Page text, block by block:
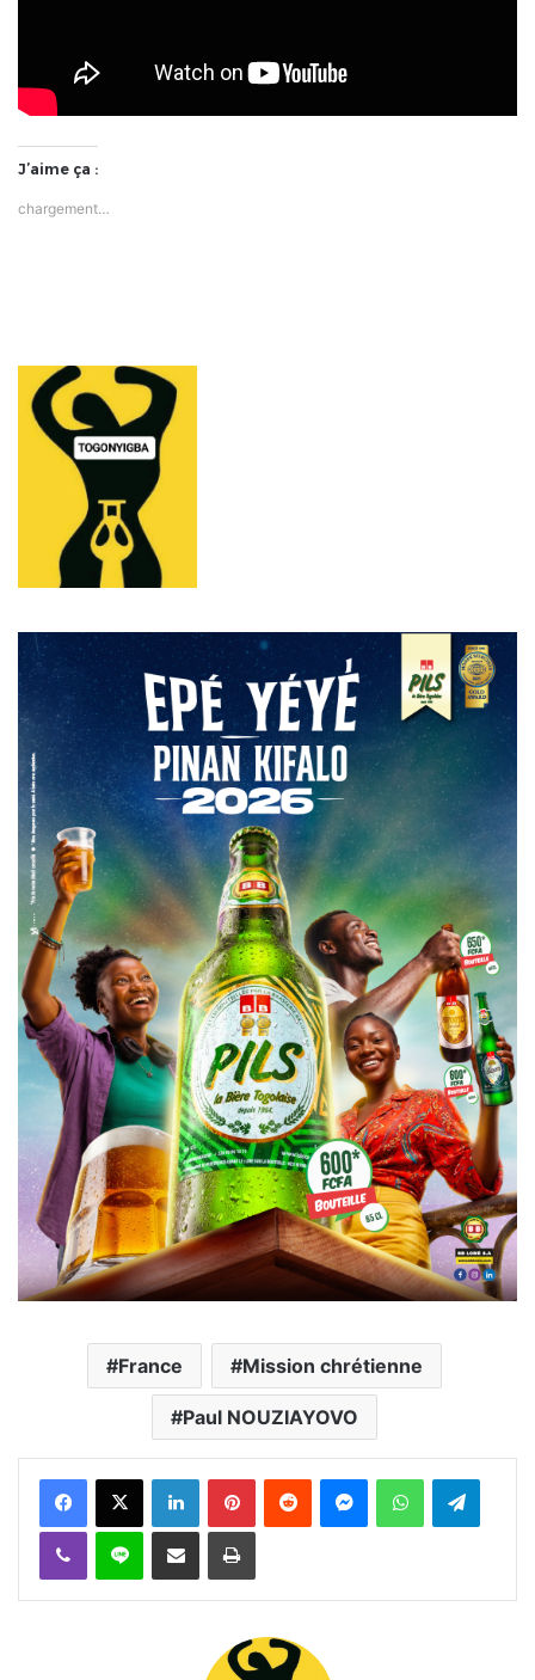
J’aime ça :
chargement…
France Mission chrétienne
Paul NOUZIAYOVO
FacebookX Linkedin PinterestReddit MessengerWhatsAppTelegram
Viber Ligne Partager par email Imprimer